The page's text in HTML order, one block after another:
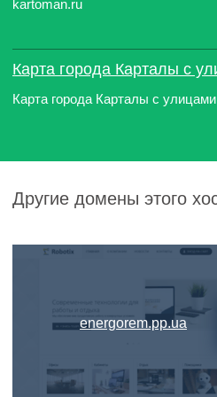
kartoman.ru
Карта города Карталы с
Карта города Карталы с улицами
Другие домены этого
energorem.pp.ua